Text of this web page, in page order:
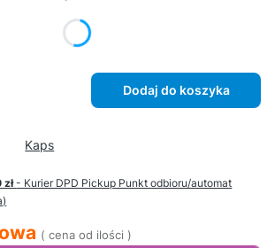
Dodaj do koszyka
Kaps
zł- Kurier DPD Pickup Punkt odbioru/automat
( cena od ilości )